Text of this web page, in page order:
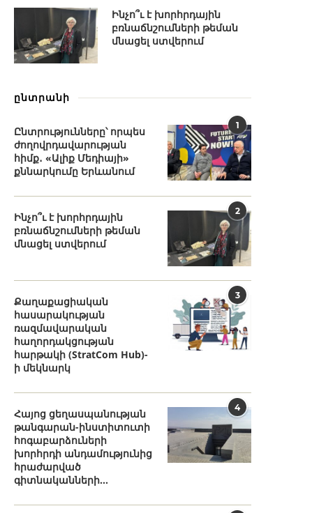
Ինչո՞ւ է խորհրդային
բռնաճնշումների թեման
մնացել ստվերում
ընտրանի
1
Ընտրությունները՝ որպես
ժողովրդավարության
հիմք․ «Ալիք Մեդիայի»
քննարկումը Երևանում
2
Ինչո՞ւ է խորհրդային
բռնաճնշումների թեման
մնացել ստվերում
3
Քաղաքացիական
հասարակության
ռազմավարական
հաղորդակցության
հարթակի (StratCom Hub)-
ի մեկնարկ
4
Հայոց ցեղասպանության
թանգարան-ինստիտուտի
հոգաբարձուների
խորհրդի անդամությունից
հրաժարված
գիտնականների...